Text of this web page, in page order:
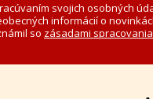
svojich osobných
informácií o
so zásadami